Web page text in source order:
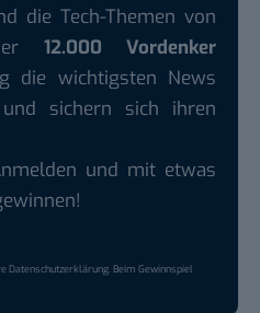
die Tech-Themen von
12.000 Vordenker
die wichtigsten News
sichern sich ihren
und mit etwas
Datenschutzerklärung. Beim Gewinnspiel